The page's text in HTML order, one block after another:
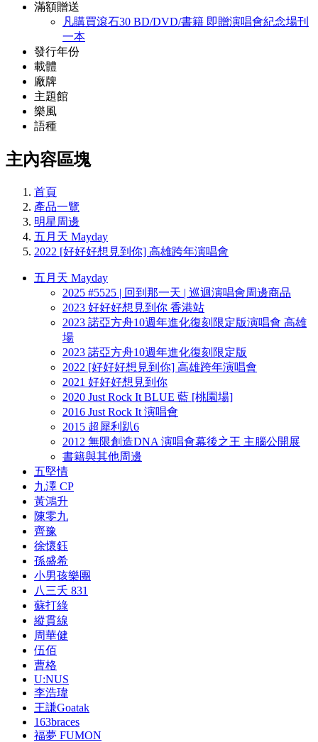
滿額贈送
凡購買滾石30 BD/DVD/書籍 即贈演唱會紀念場刊
一本
發行年份
載體
廠牌
主題館
樂風
語種
主內容區塊
首頁
產品一覽
明星周邊
五月天 Mayday
2022 [好好好想見到你] 高雄跨年演唱會
五月天 Mayday
2025 #5525 | 回到那一天 | 巡迴演唱會周邊商品
2023 好好好想見到你 香港站
2023 諾亞方舟10週年進化復刻限定版演唱會 高雄
場
2023 諾亞方舟10週年進化復刻限定版
2022 [好好好想見到你] 高雄跨年演唱會
2021 好好好想見到你
2020 Just Rock It BLUE 藍 [桃園場]
2016 Just Rock It 演唱會
2015 超犀利趴6
2012 無限創造DNA 演唱會幕後之王 主腦公開展
書籍與其他周邊
五堅情
九澤 CP
黃鴻升
陳零九
齊豫
徐懷鈺
孫盛希
小男孩樂團
八三夭 831
蘇打綠
縱貫線
周華健
伍佰
曹格
U:NUS
李浩瑋
王謙Goatak
163braces
福夢 FUMON